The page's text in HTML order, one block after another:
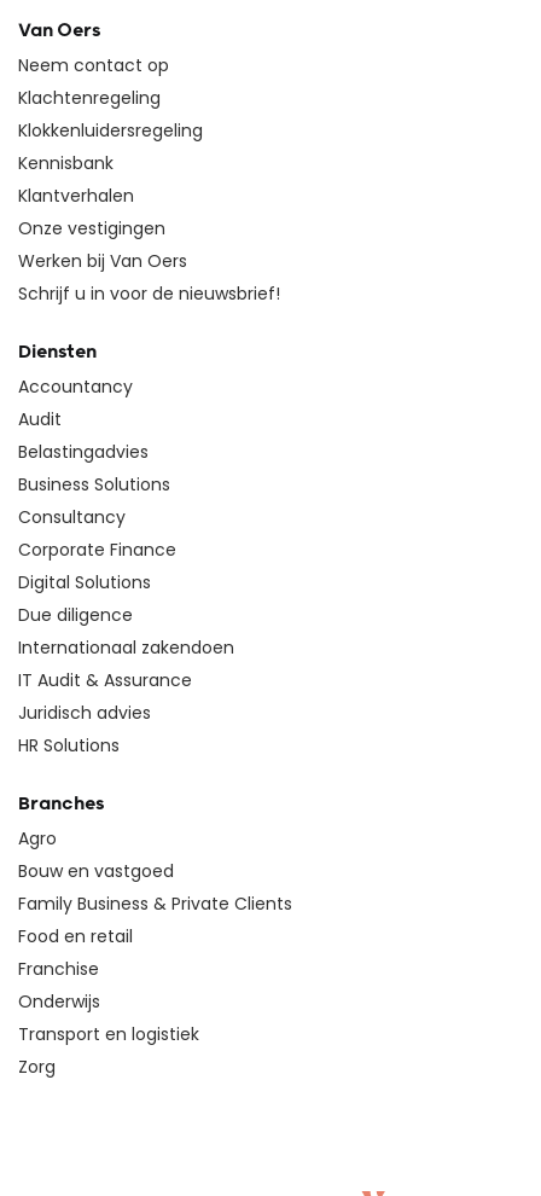
Van Oers
Neem contact op
Klachtenregeling
Klokkenluidersregeling
Kennisbank
Klantverhalen
Onze vestigingen
Werken bij Van Oers
Schrijf u in voor de nieuwsbrief!
Diensten
Accountancy
Audit
Belastingadvies
Business Solutions
Consultancy
Corporate Finance
Digital Solutions
Due diligence
Internationaal zakendoen
IT Audit & Assurance
Juridisch advies
HR Solutions
Branches
Agro
Bouw en vastgoed
Family Business & Private Clients
Food en retail
Franchise
Onderwijs
Transport en logistiek
Zorg